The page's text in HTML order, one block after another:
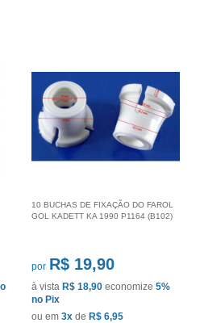
10 BUCHAS DE FIXAÇÃO DO FAROL
GOL KADETT KA 1990 P1164 (B102)
por R$ 19,90
à vista R$ 18,90 economize 5%
no Pix
ou em 3x de R$ 6,95